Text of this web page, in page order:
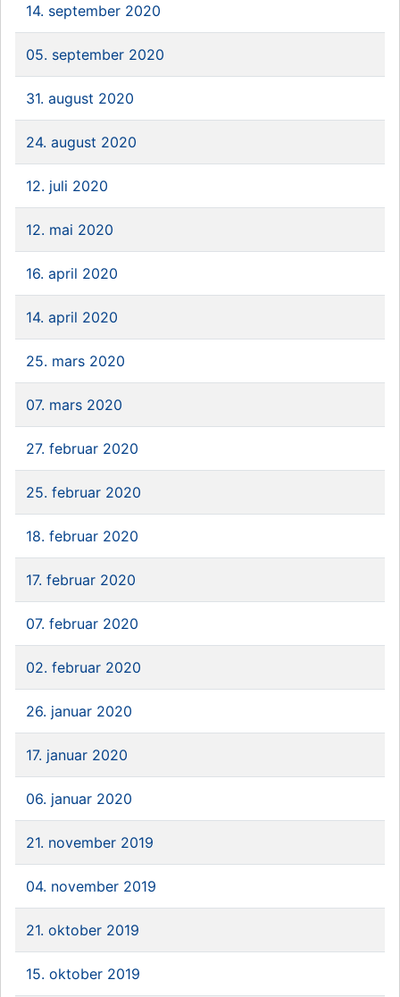
14. september 2020
05. september 2020
31. august 2020
24. august 2020
12. juli 2020
12. mai 2020
16. april 2020
14. april 2020
25. mars 2020
07. mars 2020
27. februar 2020
25. februar 2020
18. februar 2020
17. februar 2020
07. februar 2020
02. februar 2020
26. januar 2020
17. januar 2020
06. januar 2020
21. november 2019
04. november 2019
21. oktober 2019
15. oktober 2019